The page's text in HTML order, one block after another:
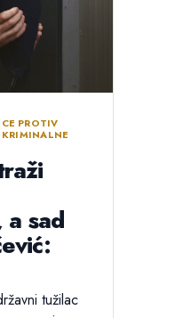
PROTIV
sad
tužilac